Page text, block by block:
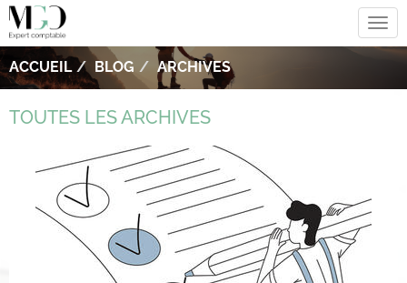
ACCUEIL
BLOG ARCHIVES
TOUTES LES ARCHIVES